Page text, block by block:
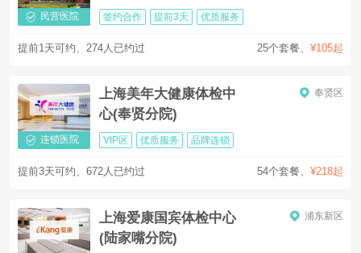
民营医院 签约合作 提前3天 优质服务
25个套餐、 ¥105起
提前1天可约、274人已约过
连锁医院
上海美年大健康体检中
心(奉贤分院)
奉贤区
VIP区 优质服务 品牌连锁
54个套餐、 ¥218起
提前3天可约、672人已约过
上海爱康国宾体检中心
(陆家嘴分院)
浦东新区